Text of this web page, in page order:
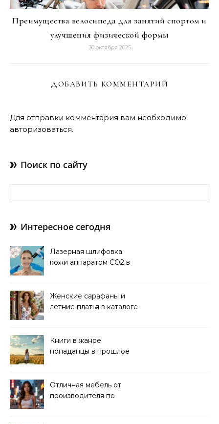
Преимущества велосипеда для занятий спортом и
улучшения физической формы
30 октября 2025
ДОБАВИТЬ КОММЕНТАРИЙ
Для отправки комментария вам необходимо
авторизоваться.
Поиск по сайту
Интересное сегодня
Лазерная шлифовка
кожи аппаратом CO2 в
Женские сарафаны и
летние платья в каталоге
Книги в жанре
попаданцы в прошлое
Отличная мебель от
производителя по